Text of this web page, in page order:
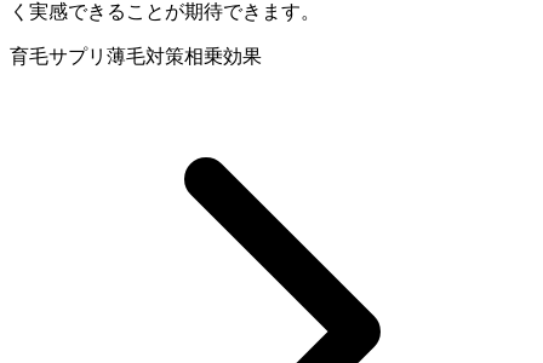
く実感できることが期待できます。
育毛サプリ 薄毛対策相乗効果